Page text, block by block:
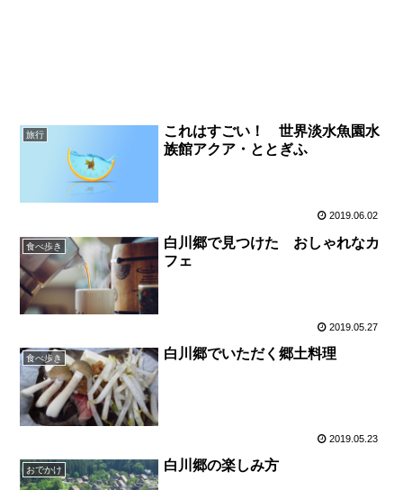
旅行
これはすごい！ 世界淡水魚園水
族館アクア・ととぎふ
2019.06.02
食べ歩き
白川郷で見つけた おしゃれなカ
フェ
2019.05.27
食べ歩き 白川郷でいただく郷土料理
2019.05.23
おでかけ 白川郷の楽しみ方